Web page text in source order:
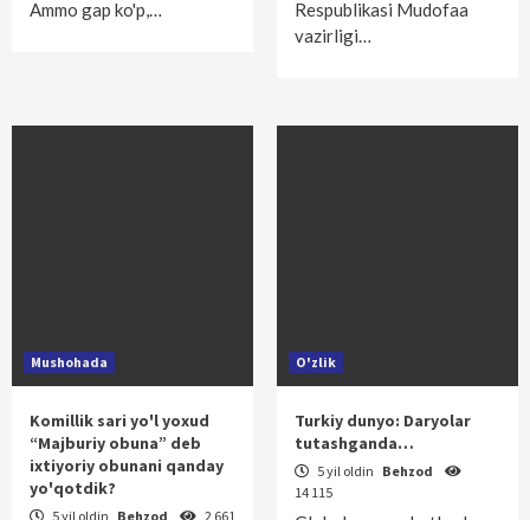
Ammo gap ko'p,…
Respublikasi Mudofaa
vazirligi…
Mushohada
Komillik sari yo'l yoxud
“Majburiy obuna” deb
ixtiyoriy obunani qanday
yo'qotdik?
5 yil oldin Behzod 2 661
O'zlik
Turkiy dunyo: Daryolar
tutashganda…
5 yil oldin Behzod
14 115